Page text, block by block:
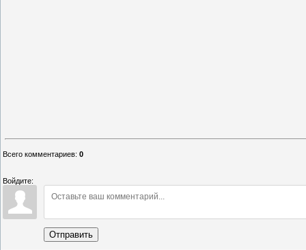
Всего комментариев: 0
Войдите:
Отправить